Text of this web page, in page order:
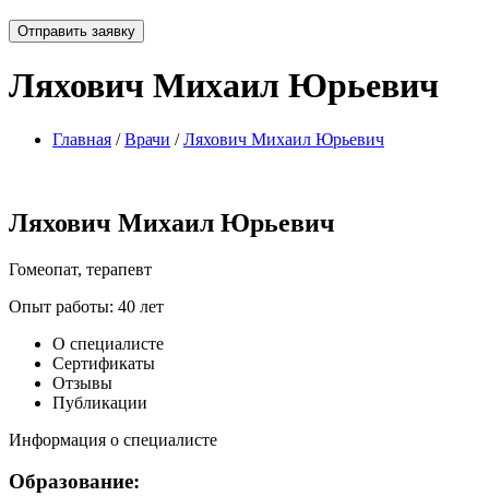
Отправить заявку
Ляхович Михаил Юрьевич
Главная /Врачи /Ляхович Михаил Юрьевич
Ляхович Михаил Юрьевич
Гомеопат, терапевт
Опыт работы: 40 лет
О специалисте
Сертификаты
Отзывы
Публикации
Информация о специалисте
Образование: